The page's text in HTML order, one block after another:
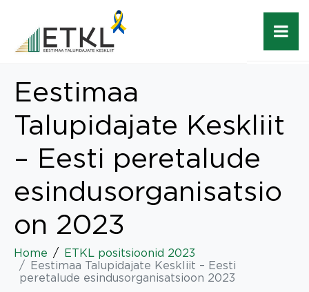
Eestimaa
Talupidajate Keskliit
– Eesti peretalude
esindusorganisatsio
on 2023
Home
ETKL positsioonid 2023
Eestimaa Talupidajate Keskliit – Eesti
peretalude esindusorganisatsioon 2023